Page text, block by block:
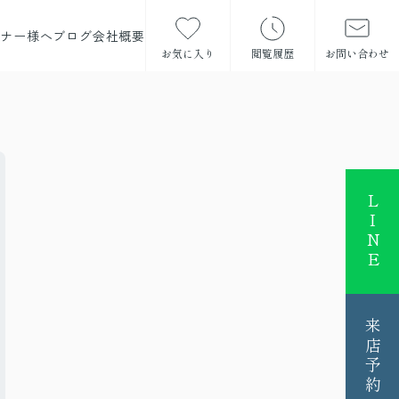
ー様へブログ会社概要
お気に入り 閲覧履歴 お問い合わせ
LINE
来店予約